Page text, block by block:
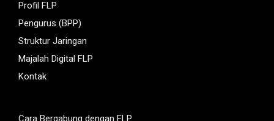
Profil FLP
Pengurus (BPP)
Struktur Jaringan
Majalah Digital FLP
Kontak